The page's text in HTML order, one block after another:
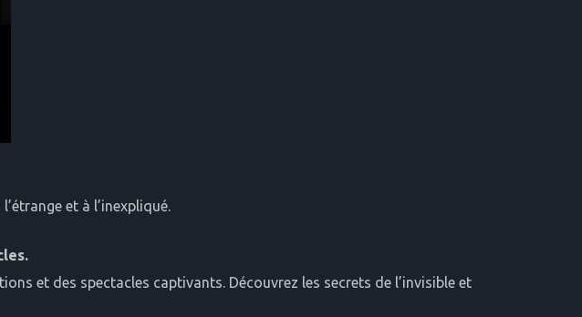
et à l’inexpliqué.
et des spectacles captivants. Découvrez les secrets de l’invisible et